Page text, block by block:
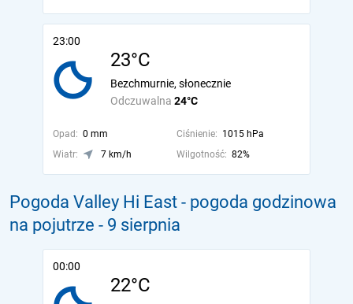
23:00
23°C
Odczuwalna 24°C
Bezchmurnie, słonecznie
Opad: 0 mm Ciśnienie: 1015 hPa
Wiatr:
7 km/h Wilgotność: 82%
Pogoda Valley Hi East - pogoda godzinowa
na pojutrze - 9 sierpnia
00:00
22°C